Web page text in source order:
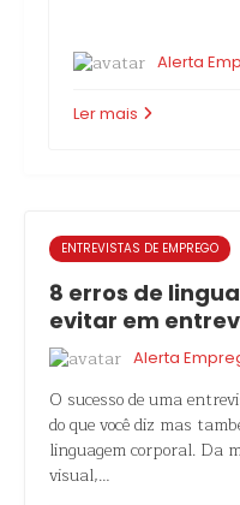
Alerta
Ler mais
ENTREVISTAS DE EMPREGO
8 erros de
evitar em
Alerta
O sucesso de uma
do que você diz mas
linguagem corporal. Da
visual,…